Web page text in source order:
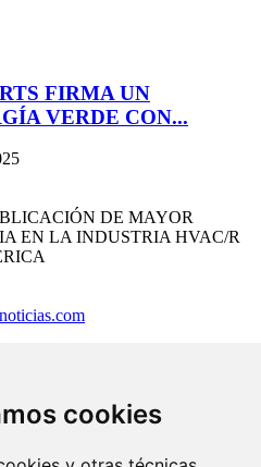
cookies
FIRMA UN
VERDE CON...
DE MAYOR
EN LA INDUSTRIA HVAC/R